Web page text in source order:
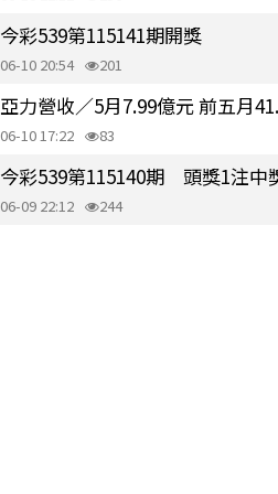
今彩539第115141期開獎
06-10 20:54 201
亞力營收／5月7.99億元 前五月
06-10 17:22 83
今彩539第115140期 頭獎1注中
06-09 22:12 244